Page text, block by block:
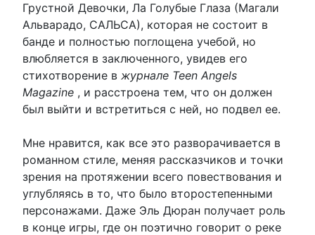
Грустной Девочки, Ла Голубые Глаза (Магали
Альварадо, САЛЬСА), которая не состоит в
банде и полностью поглощена учебой, но
влюбляется в заключенного, увидев его
стихотворение в журнале Teen Angels
Magazine , и расстроена тем, что он должен
был выйти и встретиться с ней, но подвел ее.
Мне нравится, как все это разворачивается в
романном стиле, меняя рассказчиков и точки
зрения на протяжении всего повествования и
углубляясь в то, что было второстепенными
персонажами. Даже Эль Дюран получает роль
в конце игры, где он поэтично говорит о реке